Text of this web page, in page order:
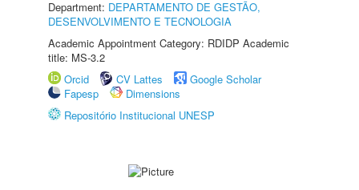
Department: DEPARTAMENTO DE GESTÃO,
DESENVOLVIMENTO E TECNOLOGIA
Academic Appointment Category: RDIDP Academic
title: MS-3.2
Orcid
CV Lattes
Google Scholar
Fapesp
Dimensions
Repositório Institucional UNESP